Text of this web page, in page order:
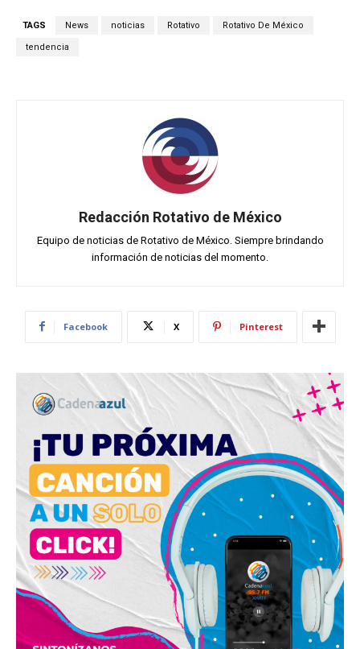
TAGS News noticias Rotativo Rotativo De México
tendencia
Redacción Rotativo de México
Equipo de noticias de Rotativo de México. Siempre brindando
información de noticias del momento.
Facebook X Pinterest